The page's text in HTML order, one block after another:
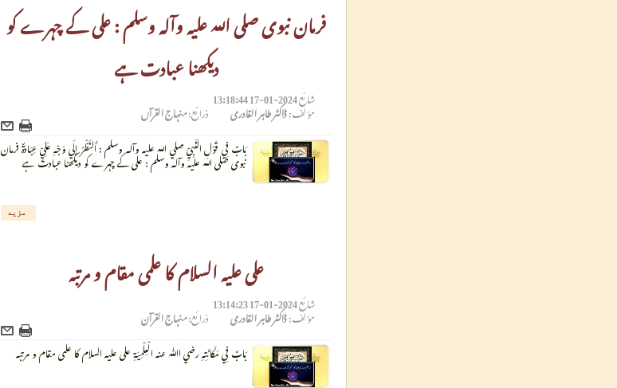
فرمان نبوی صلی اللہ علیہ وآلہ وسلم : علی کے چہرے کو
دیکھنا عبادت ہے
شائع2024-01-17 13:18:44
مؤلف:ڈاکٹر طاہر القادری ذرائع:منہاج القرآں
بَابٌ فِي قَوْلِ النَّبِيِّ صلي الله عليه وآله وسلم : أَلنَّظْرُ إِلَي وَجْهِ عَلِيٍّ عِبَادَةٌ فرمان
نبوی صلی اللہ علیہ وآلہ وسلم : علی کے چہرے کو دیکھنا عبادت ہے
مزید
علی علیہ السلام کا علمی مقام و مرتبہ
شائع2024-01-17 13:14:23
مؤلف:ڈاکٹر طاہر القادری ذرائع:منہاج القرآن
بَابٌ فِي مَکَانَتِهِ رضي اﷲ عنه الْعِلْمِيَةِ علی علیہ السلام کا علمی مقام و مرتبہ